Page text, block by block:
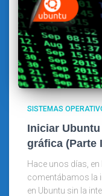
SISTEMAS
Iniciar
gráfica (Parte
Hace unos días, en
comentábamos la
en Ubuntu sin la